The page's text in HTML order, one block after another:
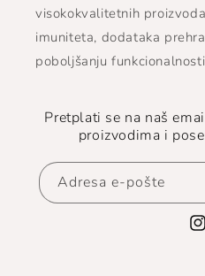
visokokvalitetnih
imuniteta, dodataka
poboljšanju
Pretplati se na naš
proizvodima i
Adresa e-pošte